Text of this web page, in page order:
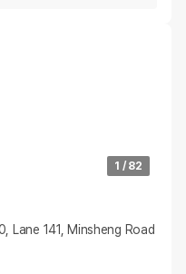
1 / 82
Lane 141, Minsheng Road